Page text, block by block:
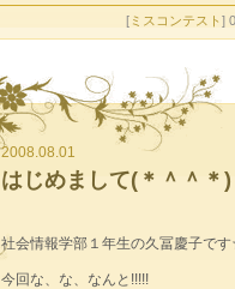
[ ミスコンテスト ]
2008.08.01
はじめまして(＊＾＾＊)
社会情報学部１年生の久冨慶子で
今回な、な、なんと!!!!!